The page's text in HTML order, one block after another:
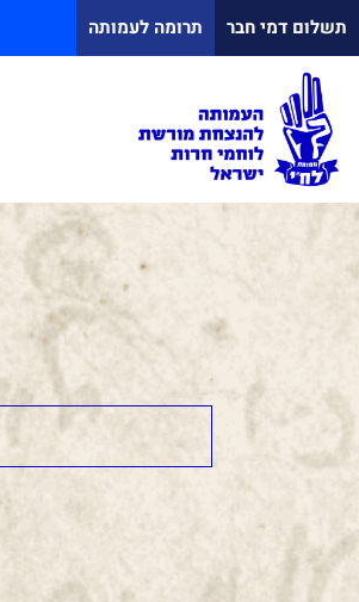
תשלום דמי חבר תרומה לעמותה